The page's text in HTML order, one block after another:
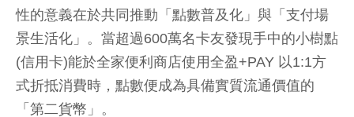
性的意義在於共同推動「點數普及化」與「支付場
景生活化」。當超過600萬名卡友發現手中的小樹點
(信用卡)能於全家便利商店使用全盈+PAY 以1:1方
式折抵消費時，點數便成為具備實質流通價值的
「第二貨幣」。